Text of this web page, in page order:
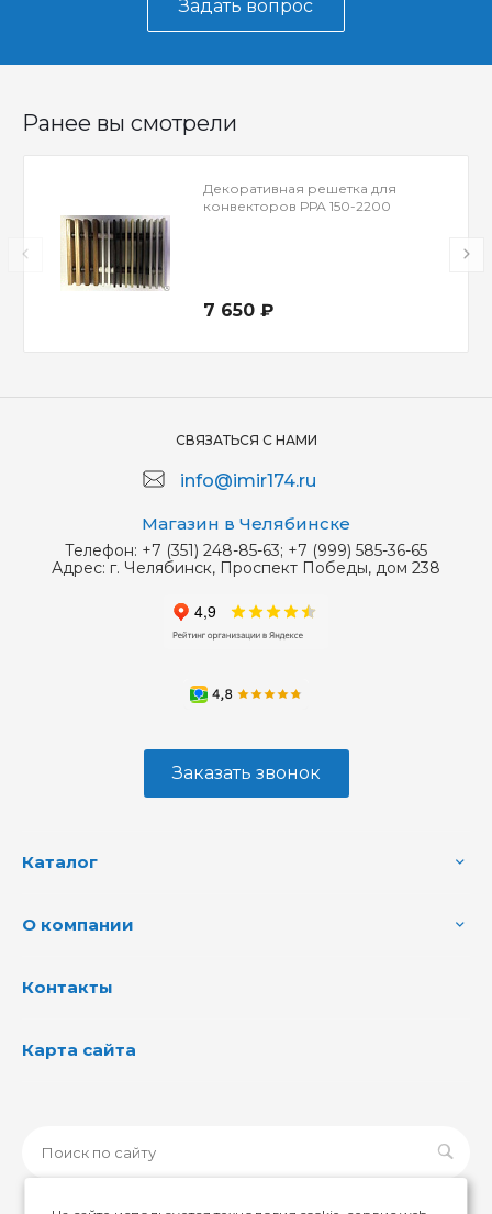
Задать вопрос
Ранее вы смотрели
Декоративная решетка для
конвекторов РРА 150-2200
7 650 ₽
СВЯЗАТЬСЯ С НАМИ
info@imir174.ru
Магазин в Челябинске
Телефон: +7 (351) 248-85-63; +7 (999) 585-36-65
Адрес: г. Челябинск, Проспект Победы, дом 238
Заказать звонок
Каталог
О компании
Контакты
Карта сайта